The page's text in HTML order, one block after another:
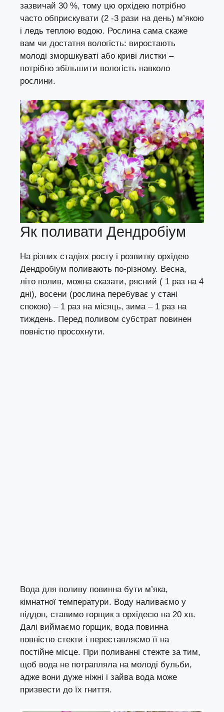
зазвичай 30 %, тому цю орхідею потрібно
часто обприскувати (2 -3 рази на день) м’якою
і ледь теплою водою. Рослина сама скаже
вам чи достатня вологість: виростають
молоді зморшкуваті або криві листки –
потрібно збільшити вологість навколо
рослини.
Як поливати Дендробіум
На різних стадіях росту і розвитку орхідею
Дендробіум поливають по-різному. Весна,
літо полив, можна сказати, рясний ( 1 раз на 4
дні), восени (рослина перебуває у стані
спокою) – 1 раз на місяць, зима – 1 раз на
тиждень. Перед поливом субстрат повинен
повністю просохнути.
Вода для поливу повинна бути м’яка,
кімнатної температури. Воду наливаємо у
піддон, ставимо горщик з орхідеєю на 20 хв.
Далі виймаємо горщик, вода повинна
повністю стекти і переставляємо її на
постійне місце. При поливанні стежте за тим,
щоб вода не потрапляла на молоді бульби,
адже вони дуже ніжні і зайва вода може
призвести до їх гниття.